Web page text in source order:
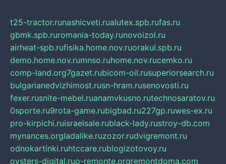
t25-tractor.runashicveti.rualutex.spb.rufas.ru
gbmk.spb.ruromania-today.runovoizol.ru
airheat-spb.rufisika.home.nov.ruorakul.spb.ru
demo.home.nov.rumnso.ruhome.nov.rucemko.ru
comp-land.org7gazet.rubicom-oil.rusuperiorsearch.ru
bulgarianedvizhimost.rusn-hram.rusenovosti.ru
fexer.rusnite-mebel.ruanamvkusno.rutechnosaratov.ru
0sporte.ru9rota-game.rubigbad.ru227gp.ruwes-ex.ru
pro-kirpichi.ruisraelsale.rublack-lady.rustroy-db.com
mynances.orgladalike.ruzozor.rudvigremont.ru
odnokartinki.ruhtccare.rublogizotovoy.ru
oysters-digital.ruo-remonte.orgremontdoma.com